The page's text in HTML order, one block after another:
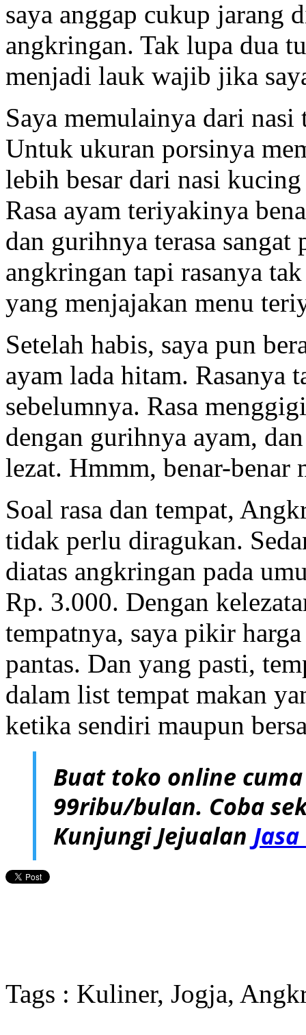
saya anggap cukup jarang
angkringan. Tak lupa dua
menjadi lauk wajib jika
Saya memulainya dari
Untuk ukuran porsinya
lebih besar dari nasi
Rasa ayam teriyakinya
dan gurihnya terasa
angkringan tapi rasanya
yang menjajakan menu
Setelah habis, saya pun
ayam lada hitam. Rasanya
sebelumnya. Rasa
dengan gurihnya ayam,
lezat. Hmmm, benar-benar
Soal rasa dan tempat,
tidak perlu diragukan.
diatas angkringan pada
Rp. 3.000. Dengan
tempatnya, saya pikir
pantas. Dan yang pasti,
dalam list tempat makan
ketika sendiri maupun
Buat toko online
99ribu/bulan. Coba
Kunjungi Jejualan
Tags : Kuliner, Jogja,